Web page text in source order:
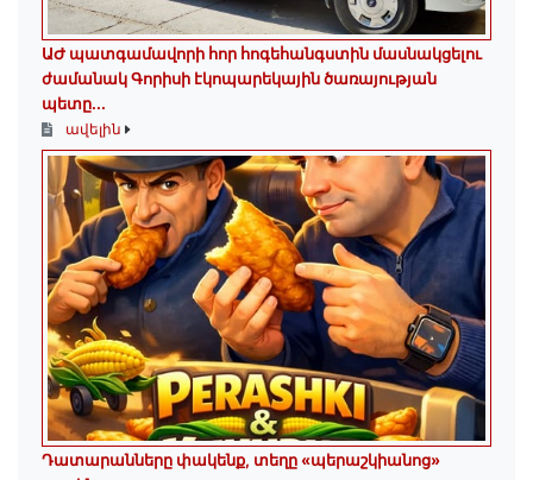
ԱԺ պատգամավորի հոր հոգեհանգստին մասնակցելու
ժամանակ Գորիսի էկոպարեկային ծառայության
պետը...
ավելին
Դատարանները փակենք, տեղը «պերաշկիանոց»